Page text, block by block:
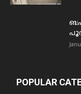
POPULAR